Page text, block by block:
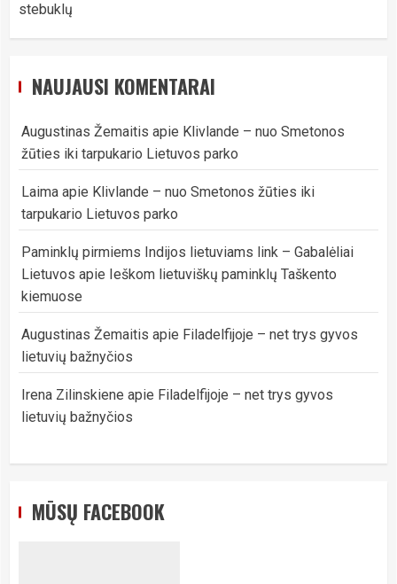
stebuklų
NAUJAUSI KOMENTARAI
Augustinas Žemaitis apie Klivlande – nuo Smetonos
žūties iki tarpukario Lietuvos parko
Laima apie Klivlande – nuo Smetonos žūties iki
tarpukario Lietuvos parko
Paminklų pirmiems Indijos lietuviams link – Gabalėliai
Lietuvos apie Ieškom lietuviškų paminklų Taškento
kiemuose
Augustinas Žemaitis apie Filadelfijoje – net trys gyvos
lietuvių bažnyčios
Irena Zilinskiene apie Filadelfijoje – net trys gyvos
lietuvių bažnyčios
MŪSŲ FACEBOOK